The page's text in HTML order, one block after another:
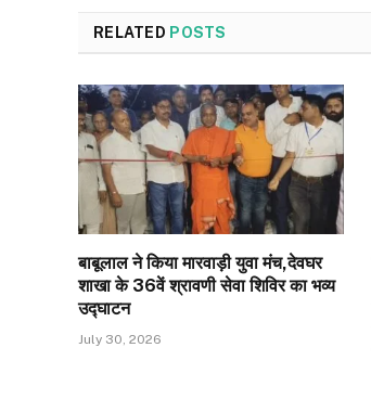
RELATED POSTS
बाबूलाल ने किया मारवाड़ी युवा मंच,देवघर
शाखा के 36वें श्रावणी सेवा शिविर का भव्य
उद्घाटन
July 30, 2026